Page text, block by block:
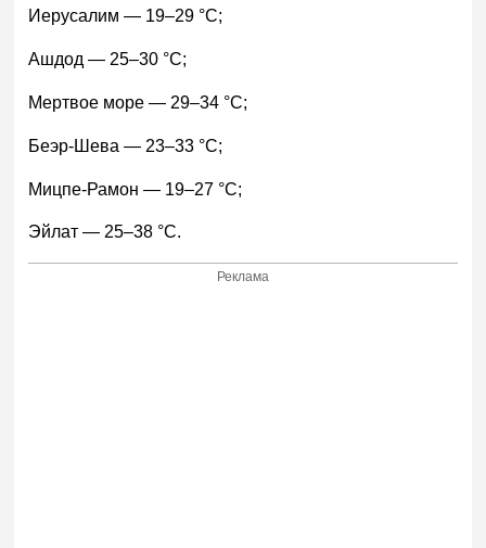
Иерусалим — 19–29 °С;
Ашдод — 25–30 °С;
Мертвое море — 29–34 °С;
Беэр-Шева — 23–33 °С;
Мицпе-Рамон — 19–27 °С;
Эйлат — 25–38 °С.
Реклама